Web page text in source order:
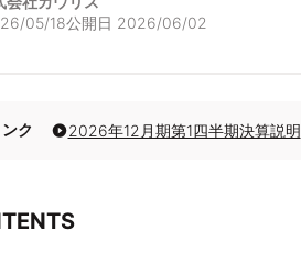
05/18公開日 2026/06/02
ク 2026年12月期第1四半期決算説明